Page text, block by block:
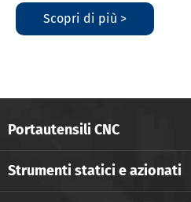
Scopri di più >
Portautensili CNC
Strumenti statici e azionati